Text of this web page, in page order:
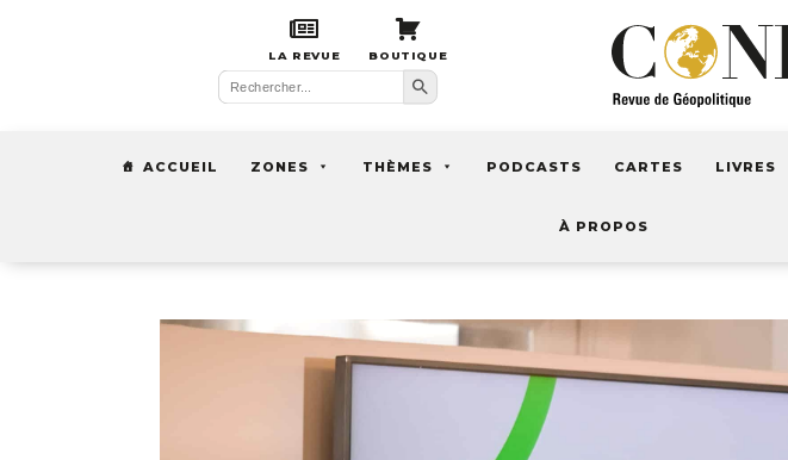
LA REVUE BOUTIQUE
Search
for:
Search Button
ACCUEIL ZONES THÈMES PODCASTS CARTES LIVRES
À PROPOS